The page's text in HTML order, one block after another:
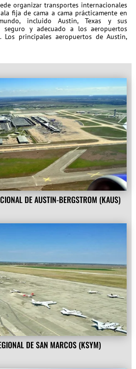
organizar transportes internacionales
fija de cama a cama prácticamente en
incluido Austin, Texas y sus
seguro y adecuado a los aeropuertos
Los principales aeropuertos de Austin,
DE AUSTIN-BERGSTROM (KAUS)
DE SAN MARCOS (KSYM)